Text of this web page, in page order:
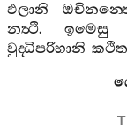
ඵලානි
නත්‍ථි. ඉමෙසු
වුද‍්ධිපරිහානි